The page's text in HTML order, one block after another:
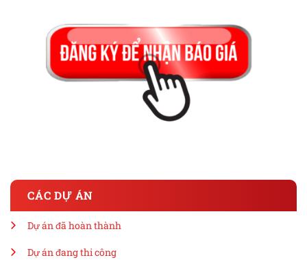
CÁC DỰ ÁN
Dự án đã hoàn thành
Dự án đang thi công